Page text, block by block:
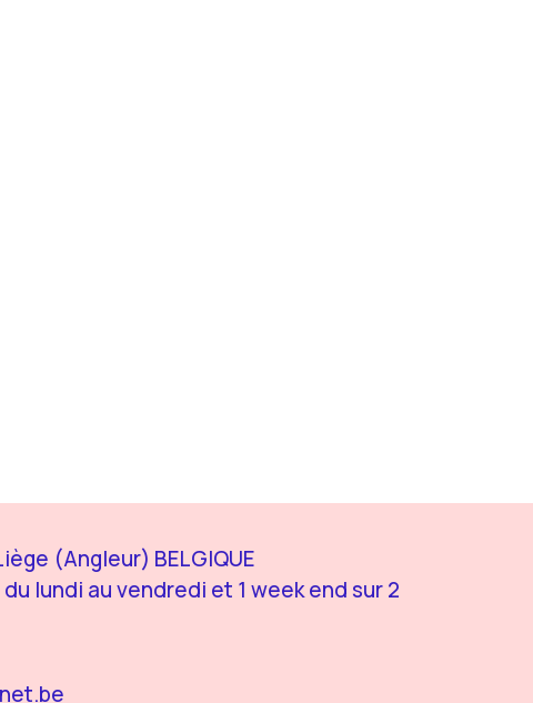
(Angleur) BELGIQUE
lundi au vendredi et 1 week end sur 2